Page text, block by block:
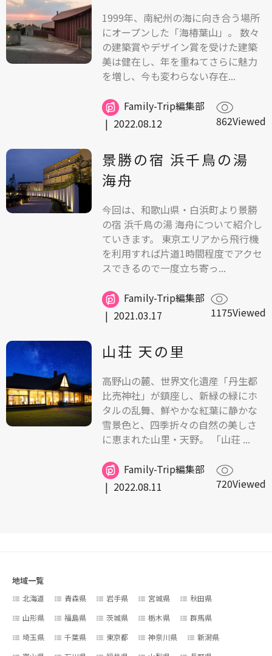
1999年、南紀州の海に向き合う場所
にオープンした「海椿葉山」。 数々
の建築賞やデザイン賞を受けた建築
美は健在し、年を重ねてさらに魅力
を増し、今も変わらない存在...
Family-Trip編集部
| 2022.08.12 862Viewed
景勝の宿 浜千鳥の湯
海舟
今回は、和歌山県・白浜町より景勝
の宿 浜千鳥の湯 海舟について紹介し
ていきます。 東京エリアから飛行機
を利用すれば片道1時間程度でアクセ
スできるので一度立ち寄っ...
Family-Trip編集部
| 2021.03.17 1175Viewed
山荘 天の里
高野山の麓、世界文化遺産「丹生都
比売神社」が鎮座し、新緑の緑にホ
タルの乱舞、鮮やかな紅葉に静かな
雪景色と、四季折々の自然の美しさ
に恵まれた山里・天野。 「山荘 ...
Family-Trip編集部
| 2022.08.11 720Viewed
地域一覧
北海道 青森県 岩手県 宮城県
秋田県
山形県
福島県 茨城県 栃木県
群馬県
埼玉県
千葉県 東京都 神奈川県
新潟県